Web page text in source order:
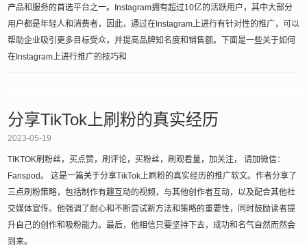
产品和服务的首选平台之一。Instagram拥有超过10亿的活跃用户，其中大部分
用户都是年轻人和消费者，因此，通过在Instagram上进行有针对性的推广，可以
帮助企业吸引更多目标受众，并提高品牌知名度和销售额。下面是一些关于如何
在Instagram上进行推广的技巧和
分享TikTok上刷粉的真实经历
2023-05-19
TIKTOK刷粉丝，买点赞，刷评论，买粉丝，刷观看量，加关注， 请加微信：
Fanspod。 这是一篇关于分享TikTok上刷粉的真实经历的推广软文。作者分享了
三点刷粉策略，包括制作有趣互动的视频，与其他创作者互动，以及配合其他社
交媒体宣传。他强调了耐心和不断尝试新方法和策略的重要性，同时鼓励读者提
升自己的创作和吸粉能力。最后，他相信只要坚持下去，成功和名气自然而然会
到来。